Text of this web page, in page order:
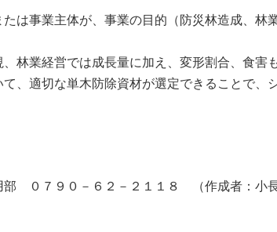
は事業主体が、事業の目的（防災林造成、
林業経営では成長量に加え、変形割合、食害も
、適切な単木防除資材が選定できることで、
０７９０－６２－２１１８ （作成者：小